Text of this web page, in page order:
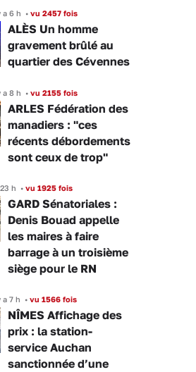
a 6 h • vu 2457 fois
ALÈS Un homme
gravement brûlé au
quartier des Cévennes
a 8 h • vu 2155 fois
ARLES Fédération des
manadiers : "ces
récents débordements
sont ceux de trop"
h • vu 1925 fois
GARD Sénatoriales :
Denis Bouad appelle
les maires à faire
barrage à un troisième
siège pour le RN
a 7 h • vu 1566 fois
NÎMES Affichage des
prix : la station-
service Auchan
sanctionnée d’une